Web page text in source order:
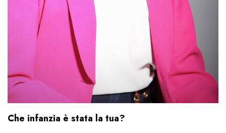
Che infanzia è stata la tua?